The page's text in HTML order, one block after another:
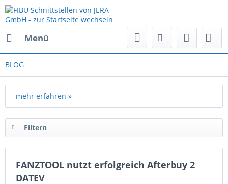
Menü
BLOG
mehr erfahren »
Filtern
FANZTOOL nutzt erfolgreich Afterbuy 2
DATEV